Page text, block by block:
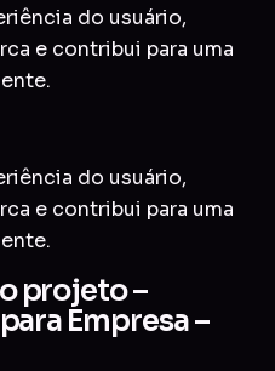
do usuário,
e contribui para uma
do usuário,
e contribui para uma
projeto –
Empresa –